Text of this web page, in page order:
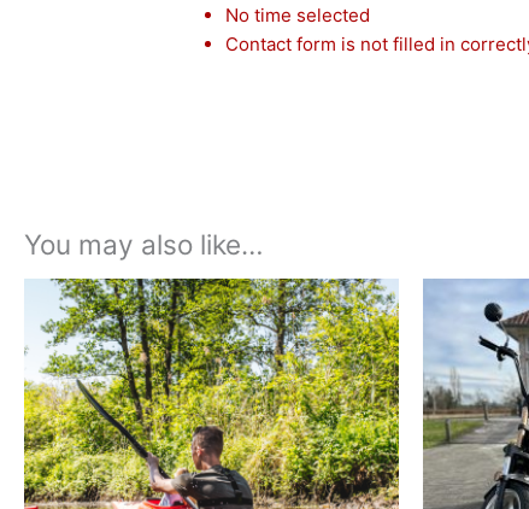
No time selected
Contact form is not filled in
You may also like…